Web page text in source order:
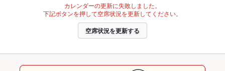
カレンダーの更新に失敗しました。
下記ボタンを押して空席状況を更新してください。
空席状況を更新する